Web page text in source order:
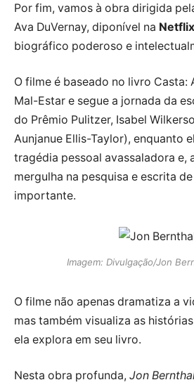
Por fim, vamos à obra dirigida
Ava DuVernay, diponível na Netflix
biográfico poderoso e
O filme é baseado no livro Casta:
Mal-Estar e segue a jornada da
do Prêmio Pulitzer, Isabel
Aunjanue Ellis-Taylor), enquanto
tragédia pessoal avassaladora e,
mergulha na pesquisa e escrita
importante.
Imagem: Divulgação/Jon
O filme não apenas dramatiza a
mas também visualiza as
ela explora em seu livro.
Nesta obra profunda, Jon